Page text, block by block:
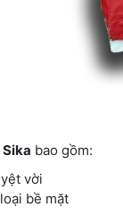
bao gồm:
vời
bề mặt